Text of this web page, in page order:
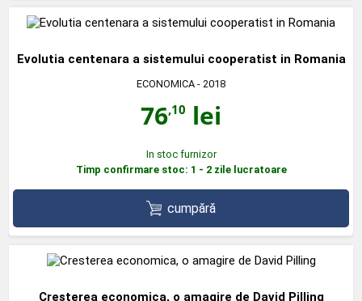
Evolutia centenara a sistemului cooperatist in Romania
ECONOMICA - 2018
76,10 lei
In stoc furnizor
Timp confirmare stoc: 1 - 2 zile lucratoare
cumpără
Cresterea economica, o amagire de David Pilling